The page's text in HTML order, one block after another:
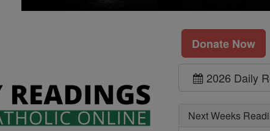
Donate Now
2026 Daily
Next Weeks